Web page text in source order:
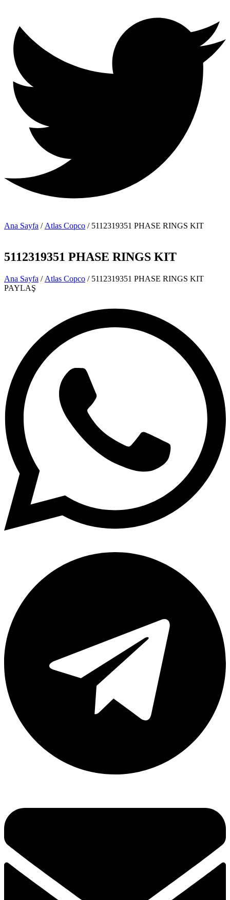
Ana Sayfa / Atlas Copco / 5112319351 PHASE RINGS KIT
5112319351 PHASE RINGS KIT
Ana Sayfa / Atlas Copco / 5112319351 PHASE RINGS KIT
PAYLAŞ